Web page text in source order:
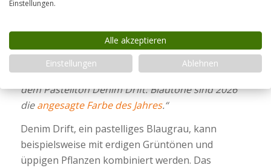
10x20cm, 10x30cm oder 10x40cm.
, so Müller.„Farben gibt es in
breiter Auswahl für die Metrofliesen: über Weiß,
Cremefarben und mediterrane Farben bis hin zu
dem Pastellton Denim Drift: Blautöne sind 2026
dieangesagte Farbe des Jahres.“
Denim Drift, ein pastelliges Blaugrau, kann
beispielsweise mit erdigen Grüntönen und
üppigen Pflanzen kombiniert werden. Das
Einstellungen.
Alle akzeptieren
Einstellungen
Ablehnen